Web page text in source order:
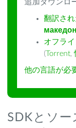
追加ダウンロ
翻訳さ
オフラ
(Torrent,
他の言語が必
SDKとソー